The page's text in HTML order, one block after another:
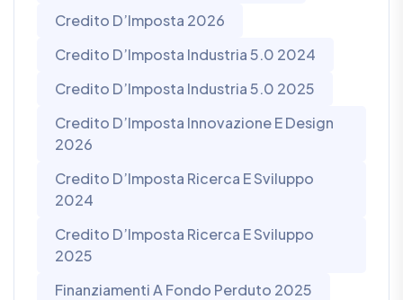
Credito D’Imposta 2026
Credito D’Imposta Industria 5.0 2024
Credito D’Imposta Industria 5.0 2025
Credito D’Imposta Innovazione E Design
2026
Credito D’Imposta Ricerca E Sviluppo
2024
Credito D’Imposta Ricerca E Sviluppo
2025
Finanziamenti A Fondo Perduto 2025